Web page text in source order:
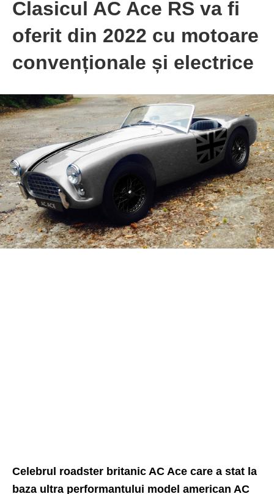
Clasicul AC Ace RS va fi
oferit din 2022 cu motoare
convenționale și electrice
Celebrul roadster britanic AC Ace care a stat la
baza ultra performantului model american AC